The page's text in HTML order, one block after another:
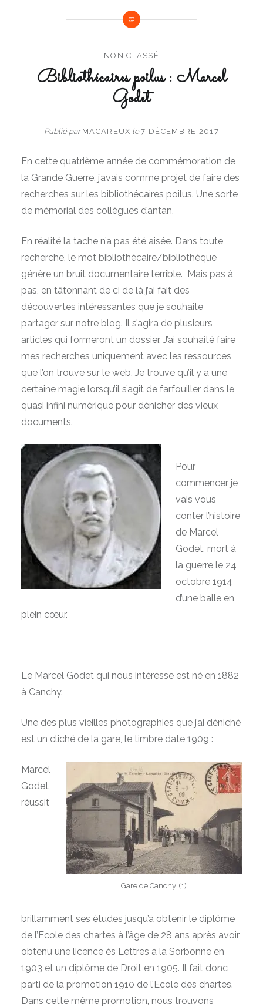
NON CLASSÉ
Bibliothécaires poilus : Marcel
Godet
Publié par MACAREUX le7 DÉCEMBRE 2017
En cette quatrième année de commémoration de
la Grande Guerre, j’avais comme projet de faire des
recherches sur les bibliothécaires poilus. Une sorte
de mémorial des collègues d’antan.
En réalité la tache n’a pas été aisée. Dans toute
recherche, le mot bibliothécaire/bibliothèque
génère un bruit documentaire terrible. Mais pas à
pas, en tâtonnant de ci de là j’ai fait des
découvertes intéressantes que je souhaite
partager sur notre blog. Il s’agira de plusieurs
articles qui formeront un dossier. J’ai souhaité faire
mes recherches uniquement avec les ressources
que l’on trouve sur le web. Je trouve qu’il y a une
certaine magie lorsqu’il s’agit de farfouiller dans le
quasi infini numérique pour dénicher des vieux
documents.
Pour
commencer je
vais vous
conter l’histoire
de Marcel
Godet, mort à
la guerre le 24
octobre 1914
d’une balle en
plein cœur.
Le Marcel Godet qui nous intéresse est né en 1882
à Canchy.
Une des plus vieilles photographies que j’ai déniché
est un cliché de la gare, le timbre date 1909 :
Gare de Canchy. (1)
Marcel
Godet
réussit
brillamment ses études jusqu’à obtenir le diplôme
de l’Ecole des chartes à l’âge de 28 ans après avoir
obtenu une licence ès Lettres à la Sorbonne en
1903 et un diplôme de Droit en 1905. Il fait donc
parti de la promotion 1910 de l’Ecole des chartes.
Dans cette même promotion, nous trouvons